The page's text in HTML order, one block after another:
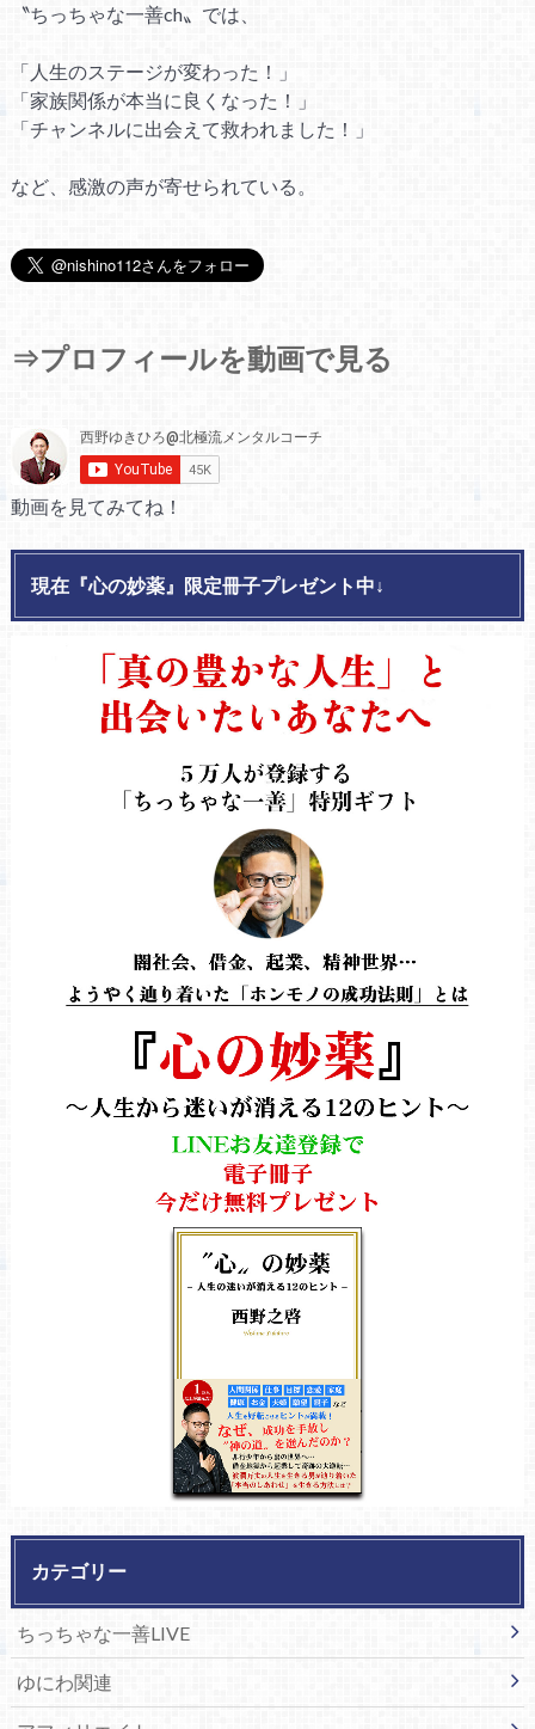
〝ちっちゃな一善ch〟では、
「人生のステージが変わった！」
「家族関係が本当に良くなった！」
「チャンネルに出会えて救われました！」
など、感激の声が寄せられている。
⇒プロフィールを動画で見る
動画を見てみてね！
現在『心の妙薬』限定冊子プレゼント中↓
カテゴリー
ちっちゃな一善LIVE
ゆにわ関連